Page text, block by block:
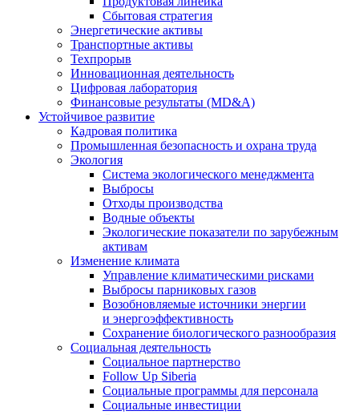
Сбытовая стратегия
Энергетические активы
Транспортные активы
Техпрорыв
Инновационная деятельность
Цифровая лаборатория
Финансовые результаты (MD&A)
Устойчивое развитие
Кадровая политика
Промышленная безопасность и охрана труда
Экология
Система экологического менеджмента
Выбросы
Отходы производства
Водные объекты
Экологические показатели по зарубежным
активам
Изменение климата
Управление климатическими рисками
Выбросы парниковых газов
Возобновляемые источники энергии
и энергоэффективность
Сохранение биологического разнообразия
Социальная деятельность
Социальное партнерство
Follow Up Siberia
Социальные программы для персонала
Социальные инвестиции